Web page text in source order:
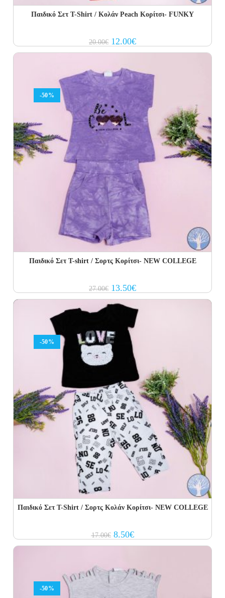
Παιδικό Σετ Τ-Shirt / Κολάν Peach Κορίτσι- FUNKY
20.00€ Original
price
was:
12.00€Current
price
is:
-50%
Παιδικό Σετ T-shirt / Σορτς Κορίτσι- NEW COLLEGE
27.00€ Original
price
was:
27.00€.
13.50€Current
price
is:
13.50€.
-50%
Παιδικό Σετ Τ-Shirt / Σορτς Κολάν Κορίτσι- NEW COLLEGE
17.00€ Original
price
was:
8.50€Current
price
is:
-50%